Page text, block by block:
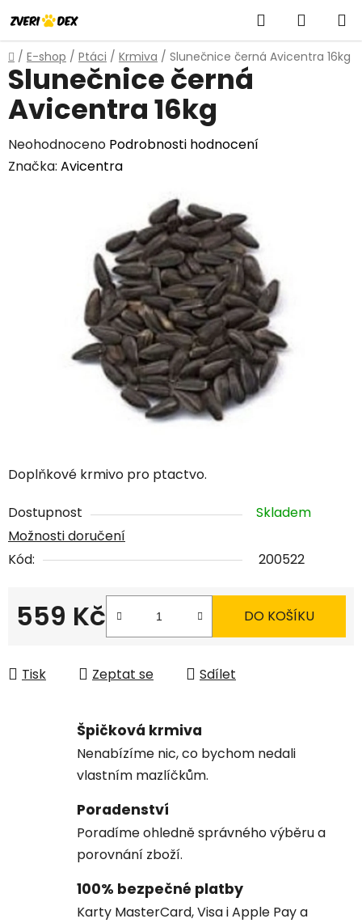
na
obsah
Hledat
KOŠÍK
Domů
/ E-shop / Ptáci / Krmiva / Slunečnice černá Avicentra 16kg
Doplňkové krmivo pro ptactvo.
Dostupnost
Skladem
Možnosti doručení
Kód:
200522
559 Kč DO KOŠÍKU
Tisk Zeptat se Sdílet
Slunečnice černá
Avicentra 16kg
Průměrné
hodnocení
Neohodnoceno Podrobnosti hodnocení
Značka: Avicentra
Špičková krmiva
Nenabízíme nic, co bychom nedali
vlastním mazlíčkům.
Poradenství
Poradíme ohledně správného výběru a
porovnání zboží.
100% bezpečné platby
Karty MasterCard, Visa i Apple Pay a